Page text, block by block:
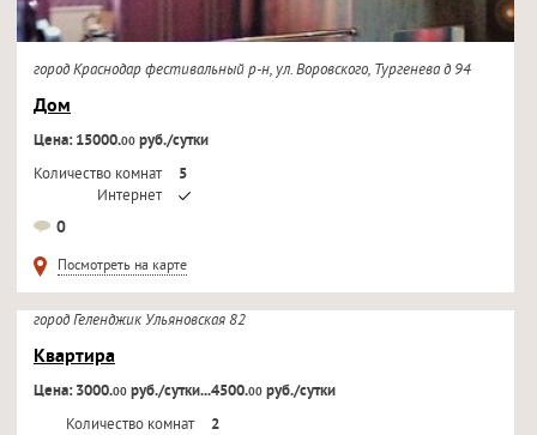
город Краснодар фестивальный р-н, ул. Воровского, Тургенева д 94
Дом
Цена: 15000.00руб./сутки
Количество комнат
5
Интернет
0
Посмотреть на карте
город Геленджик Ульяновская 82
Квартира
Цена: 3000.00руб./сутки...4500.00руб./сутки
Количество комнат
2